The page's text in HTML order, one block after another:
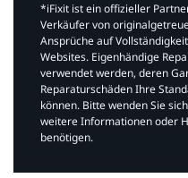
*iFixit ist ein offizieller
Verkäufer von
Ansprüche auf
Websites. Eigenhändige
verwendet werden, deren
Reparaturschäden Ihre
können. Bitte wenden Sie
weitere Informationen oder
benötigen.​